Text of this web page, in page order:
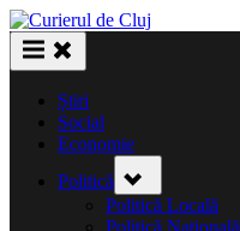
Skip
to
content
Știri
Social
Economie
Politică
sub-
menu
Politică Locală
Politică Națională